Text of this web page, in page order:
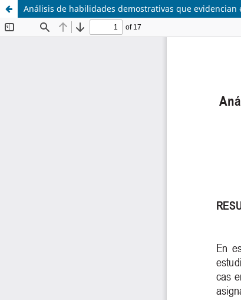
Análisis de habilidades demostrativas que evidencian